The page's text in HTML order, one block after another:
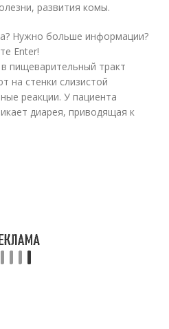
развития комы.
Нужно больше информации?
Enter!
пищеварительный тракт
на стенки слизистой
реакции. У пациента
диарея, приводящая к